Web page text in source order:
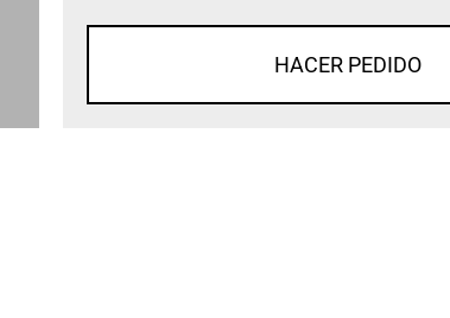
HACER PEDIDO